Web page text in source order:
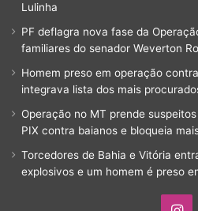
Lulinha
PF deflagra nova fase da
familiares do senador Weverton
Homem preso em operação
integrava lista dos mais
Operação no MT prende
PIX contra baianos e bloqueia
Torcedores de Bahia e Vitória
explosivos e um homem é preso